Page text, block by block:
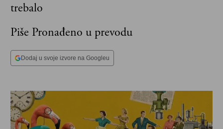
trebalo
Piše Pronađeno u prevodu
Dodaj u svoje izvore na Googleu